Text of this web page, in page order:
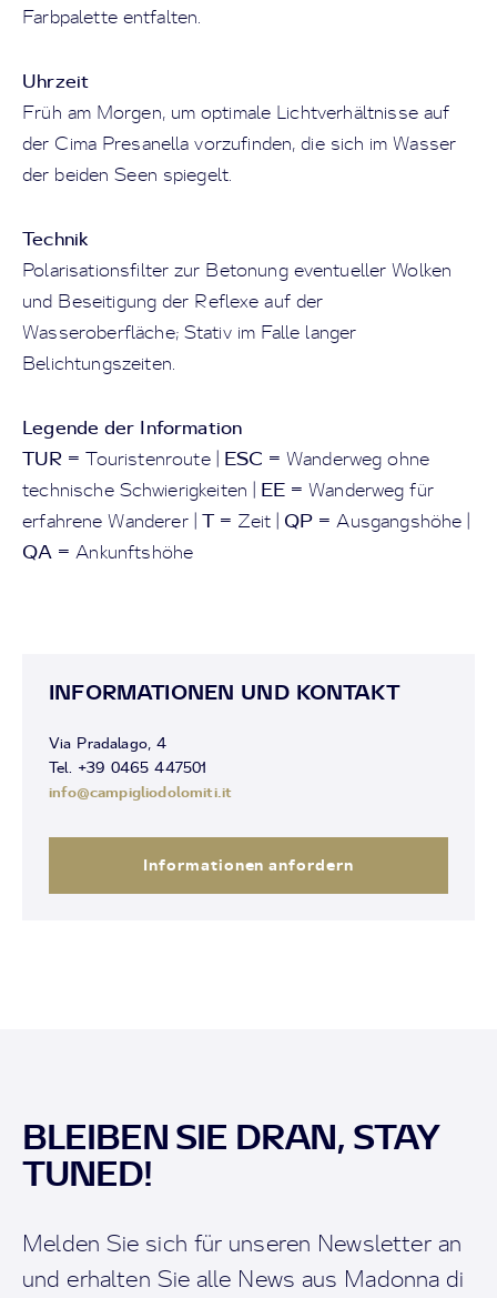
Farbpalette entfalten.
Uhrzeit
Früh am Morgen, um optimale Lichtverhältnisse auf
der Cima Presanella vorzufinden, die sich im Wasser
der beiden Seen spiegelt.
Technik
Polarisationsfilter zur Betonung eventueller Wolken
und Beseitigung der Reflexe auf der
Wasseroberfläche; Stativ im Falle langer
Belichtungszeiten.
Legende der Information
TUR = Touristenroute | ESC = Wanderweg ohne
technische Schwierigkeiten | EE = Wanderweg für
erfahrene Wanderer | T= Zeit | QP = Ausgangshöhe |
QA = Ankunftshöhe
INFORMATIONEN UND KONTAKT
Via Pradalago, 4
Tel. +39 0465 447501
info@campigliodolomiti.it
Informationen anfordern
BLEIBEN SIE DRAN, STAY
TUNED!
Melden Sie sich für unseren Newsletter an
und erhalten Sie alle News aus Madonna di